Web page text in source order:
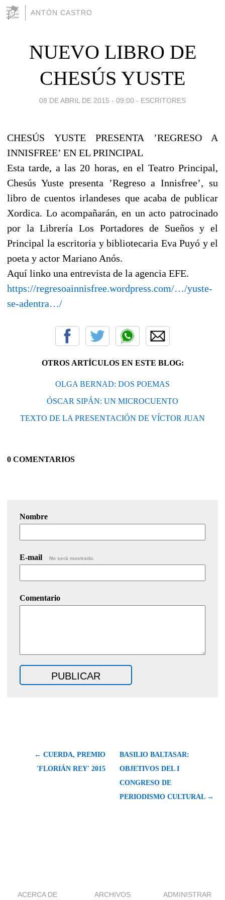
ANTÓN CASTRO
NUEVO LIBRO DE
CHESÚS YUSTE
08 DE ABRIL DE 2015 - 09:00 - ESCRITORES
CHESÚS YUSTE PRESENTA ’REGRESO A
INNISFREE’ EN EL PRINCIPAL
Esta tarde, a las 20 horas, en el Teatro Principal,
Chesús Yuste presenta ’Regreso a Innisfree’, su
libro de cuentos irlandeses que acaba de publicar
Xordica. Lo acompañarán, en un acto patrocinado
por la Librería Los Portadores de Sueños y el
Principal la escritoria y bibliotecaria Eva Puyó y el
poeta y actor Mariano Anós.
Aquí linko una entrevista de la agencia EFE.
https://regresoainnisfree.wordpress.com/…/yuste-
se-adentra…/
OTROS ARTÍCULOS EN ESTE BLOG:
OLGA BERNAD: DOS POEMAS
ÓSCAR SIPÁN: UN MICROCUENTO
TEXTO DE LA PRESENTACIÓN DE VÍCTOR JUAN
0 COMENTARIOS
Nombre
E-mail No será mostrado.
Comentario
← CUERDA, PREMIO
'FLORIÁN REY' 2015
BASILIO BALTASAR:
OBJETIVOS DEL I
CONGRESO DE
PERIODISMO CULTURAL →
ACERCA DE ARCHIVOS ADMINISTRAR